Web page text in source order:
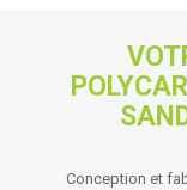
Conception et